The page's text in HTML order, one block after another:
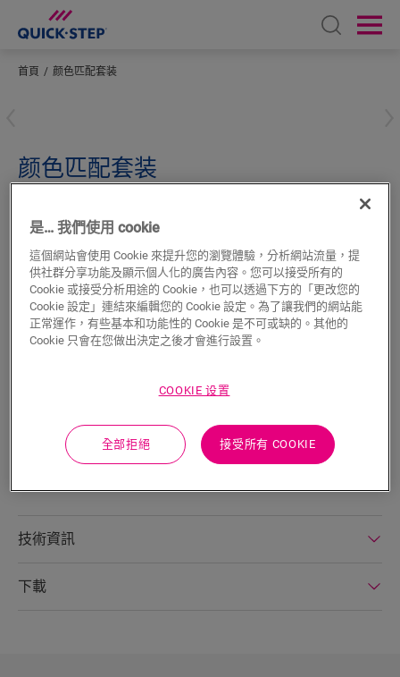
Open
首頁 颜色匹配套装
颜色匹配套装
搜尋
案。 同時也適用於所有無法使用踢脚板、收邊條或包覆式管路進
行處理的Quick-Step接縫。 提供相配顏色，一般用量：每支管可
技術資訊
下載
是… 我們使用 cookie
這個網站會使用 Cookie 來提升您的瀏覽體驗，分析網站流量，提
供社群分享功能及顯示個人化的廣告內容。您可以接受所有的
Cookie 或接受分析用途的 Cookie，也可以透過下方的「更改您的
Cookie 設定」連結來編輯您的 Cookie 設定。為了讓我們的網站能
正常運作，有些基本和功能性的 Cookie 是不可或缺的。其他的
Cookie 只會在您做出決定之後才會進行設置。
COOKIE 设置
全部拒絕 接受所有 COOKIE